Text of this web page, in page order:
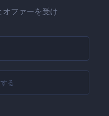
オファーを受け